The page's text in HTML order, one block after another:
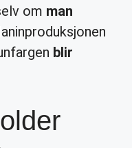
om man
blir